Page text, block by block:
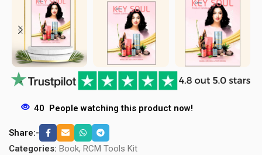
40 People watching this product now!
Share:-
Categories: Book, RCM Tools Kit